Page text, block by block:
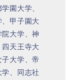
園大学、
甲子園大
大学、神
天王寺大
大学、帝
、同志社